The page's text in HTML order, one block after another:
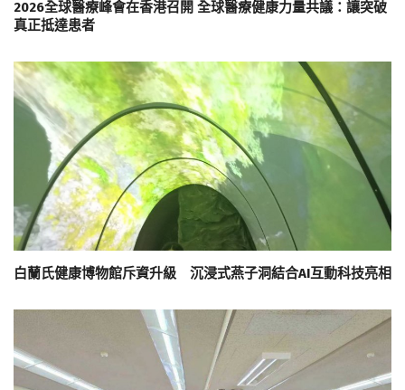
2026全球醫療峰會在香港召開 全球醫療健康力量共議：讓突破
真正抵達患者
白蘭氏健康博物館斥資升級 沉浸式燕子洞結合AI互動科技亮相